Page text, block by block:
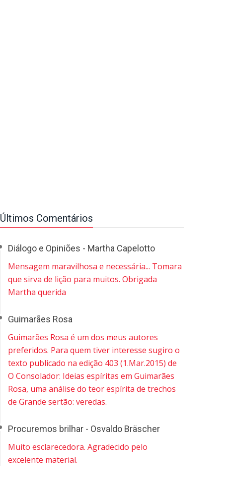
Últimos Comentários
Diálogo e Opiniões - Martha Capelotto
Mensagem maravilhosa e necessária... Tomara
que sirva de lição para muitos. Obrigada
Martha querida
Guimarães Rosa
Guimarães Rosa é um dos meus autores
preferidos. Para quem tiver interesse sugiro o
texto publicado na edição 403 (1.Mar.2015) de
O Consolador: Ideias espíritas em Guimarães
Rosa, uma análise do teor espírita de trechos
de Grande sertão: veredas.
Procuremos brilhar - Osvaldo Bräscher
Muito esclarecedora. Agradecido pelo
excelente material.